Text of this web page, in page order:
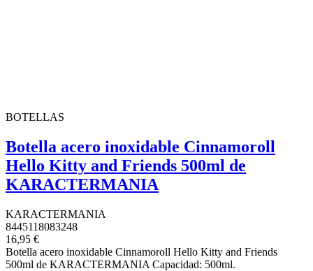
BOTELLAS
Botella acero inoxidable Cinnamoroll
Hello Kitty and Friends 500ml de
KARACTERMANIA
KARACTERMANIA
8445118083248
16,95 €
Botella acero inoxidable Cinnamoroll Hello Kitty and Friends
500ml de KARACTERMANIA Capacidad: 500ml.